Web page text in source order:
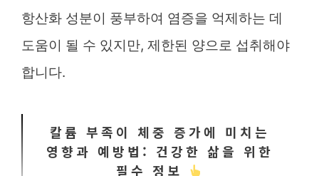
항산화 성분이 풍부하여 염증을 억제하는 데
도움이 될 수 있지만, 제한된 양으로 섭취해야
합니다.
칼륨 부족이 체중 증가에 미치는
영향과 예방법: 건강한 삶을 위한
필수 정보